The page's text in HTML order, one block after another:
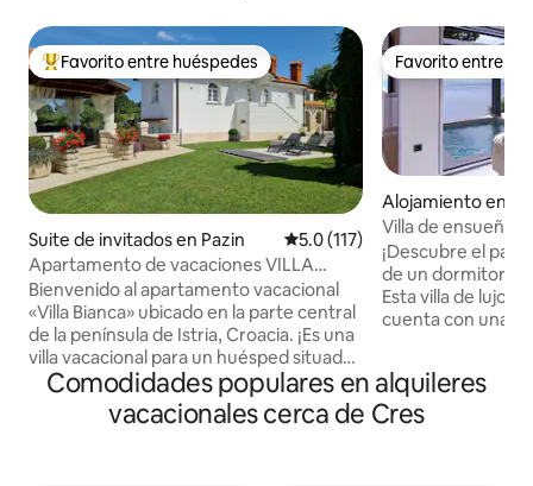
Favorito entre huéspedes preferido
Favorito entre huéspedes
Suite de invitados en Pazin Calificación promedio: 5.0 de
5.0 (117)
Apartamento de vacaciones VILLA
BIANCA
Bienvenido al apartamento vacacional
«Villa Bianca» ubicado en la parte central
de la península de Istria, Croacia. ¡Es una
villa vacacional para un huésped situada
convenientemente para tus vacaciones
que tus vacaciones sean inolvidables, así
Favorito entre
Favorito entre
Alojamiento en
Villa de ensueño
climatizada,
¡Descubre el
de un dormitorio
Esta villa de lujo
cuenta con una
una barbacoa al
terraza. En el
cocina
Comodidades populares en alquileres
vacacionales cerca de Cres